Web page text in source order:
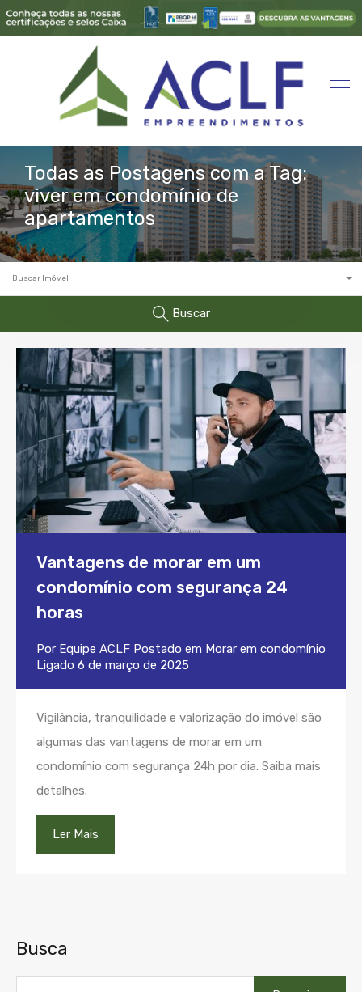
Todas as Postagens com a Tag:
viver em condomínio de
apartamentos
Buscar Imóvel
Buscar
Vantagens de morar em um
condomínio com segurança 24
horas
Por Equipe ACLF Postado em Morar em condomínio
Ligado 6 de março de 2025
Vigilância, tranquilidade e valorização do imóvel são
algumas das vantagens de morar em um
condomínio com segurança 24h por dia. Saiba mais
detalhes.
Ler Mais
Busca